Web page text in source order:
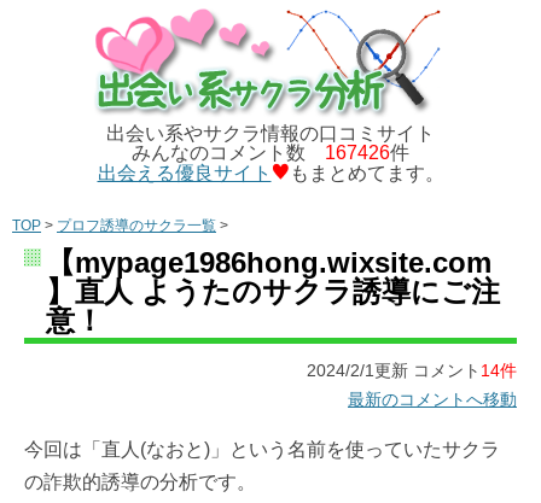
出会い系やサクラ情報の口コミサイト
みんなのコメント数 167426件
出会える優良サイト
もまとめてます。
TOP > プロフ誘導のサクラ一覧 >
【mypage1986hong.wixsite.com
】直人 ようたのサクラ誘導にご注
意！
2024/2/1更新 コメント 14件
最新のコメントへ移動
今回は「直人(なおと)」という名前を使っていたサクラ
の詐欺的誘導の分析です。